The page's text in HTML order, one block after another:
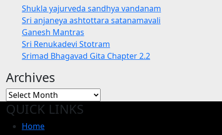
Shukla yajurveda sandhya vandanam
Sri anjaneya ashtottara satanamavali
Ganesh Mantras
Sri Renukadevi Stotram
Srimad Bhagavad Gita Chapter 2.2
Archives
Archives
QUICK LINKS
Home